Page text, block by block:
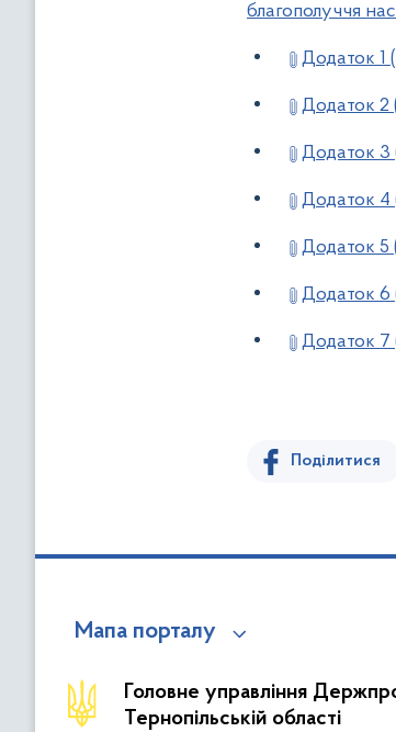
благополуччя
Додаток 1
Додаток 2
Додаток 3
Додаток 4
Додаток 5
Додаток 6
Додаток 7
Поділитися
Мапа порталу
Головне управління
Тернопільській області